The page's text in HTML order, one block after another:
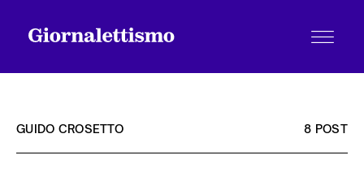
GUIDO CROSETTO 8 POST